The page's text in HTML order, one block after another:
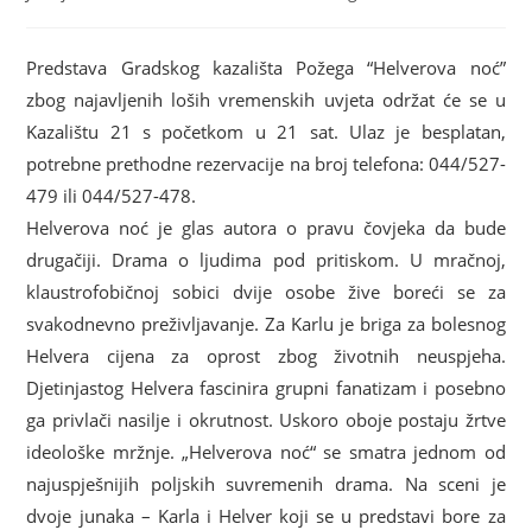
Predstava Gradskog kazališta Požega “Helverova noć”
zbog najavljenih loših vremenskih uvjeta održat će se u
Kazalištu 21 s početkom u 21 sat. Ulaz je besplatan,
potrebne prethodne rezervacije na broj telefona: 044/527-
479 ili 044/527-478.
Helverova noć je glas autora o pravu čovjeka da bude
drugačiji. Drama o ljudima pod pritiskom. U mračnoj,
klaustrofobičnoj sobici dvije osobe žive boreći se za
svakodnevno preživljavanje. Za Karlu je briga za bolesnog
Helvera cijena za oprost zbog životnih neuspjeha.
Djetinjastog Helvera fascinira grupni fanatizam i posebno
ga privlači nasilje i okrutnost. Uskoro oboje postaju žrtve
ideološke mržnje. „Helverova noć“ se smatra jednom od
najuspješnijih poljskih suvremenih drama. Na sceni je
dvoje junaka – Karla i Helver koji se u predstavi bore za